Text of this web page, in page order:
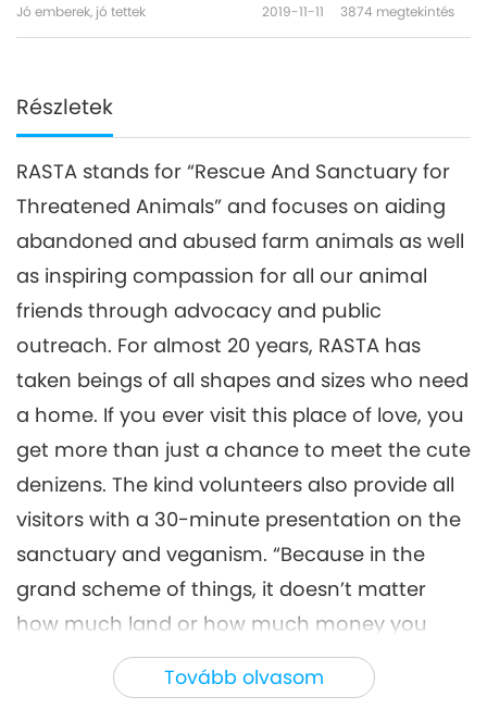
Jó emberek, jó tettek 2019-11-11 3874 megtekintés
Részletek
Tovább olvasom
RASTA stands for “Rescue And Sanctuary for
Threatened Animals” and focuses on aiding
abandoned and abused farm animals as well
as inspiring compassion for all our animal
friends through advocacy and public
outreach. For almost 20 years, RASTA has
taken beings of all shapes and sizes who need
a home. If you ever visit this place of love, you
get more than just a chance to meet the cute
denizens. The kind volunteers also provide all
visitors with a 30-minute presentation on the
sanctuary and veganism. “Because in the
grand scheme of things, it doesn’t matter
how much land or how much money you
have, you can’t rescue them all but you can
make a much larger impact by educating